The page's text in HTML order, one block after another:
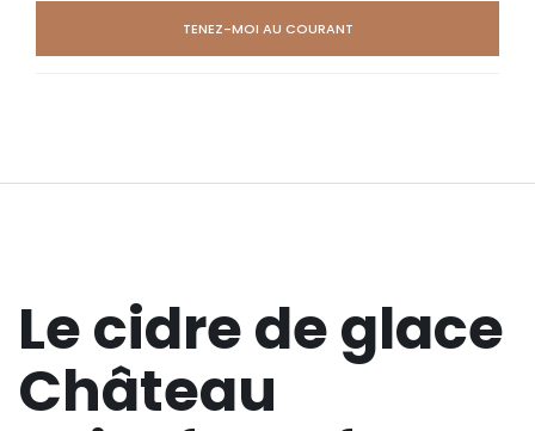
Le cidre de glace
Château